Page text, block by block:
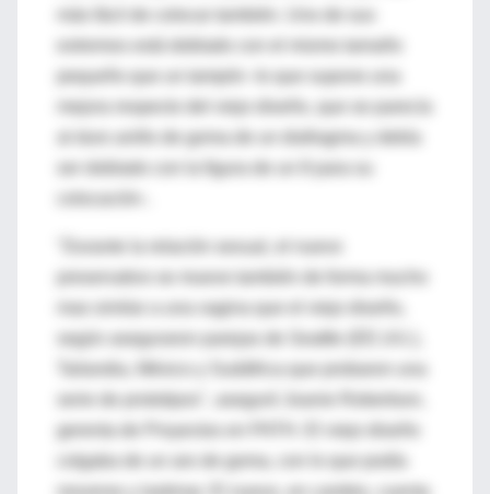
pequeño que un tampón -lo que supone una
al duro anillo de goma de un diafragma y debía
ser doblado con la figura de un 8 para su
mas similar a una vagina que el viejo diseño,
según aseguraron parejas de Seattle (EE.UU.),
serie de prototipos", aseguró Joanie Robertson,
gerenta de Proyectos en PATH. El viejo diseño
colgaba de un aro de goma, con lo que podía